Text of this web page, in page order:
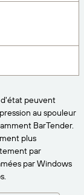
et la
aux
peuvent
au spouleur
BarTender.
plus
par
par Windows